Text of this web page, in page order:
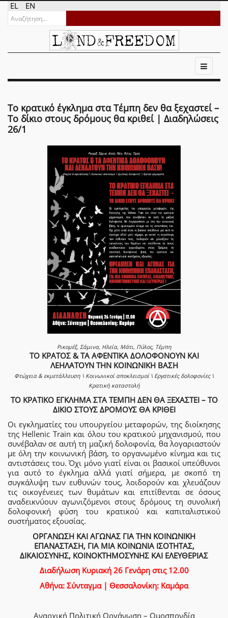
EL EN
Το κρατικό έγκλημα στα Τέμπη δεν θα ξεχαστεί –
Το δίκιο στους δρόμους θα κριθεί | Διαδηλώσεις
26/1
Ρικομέξ, Σάμινα, Ηλεία, Μάτι, Πύλος, Τέμπη
ΤΟ ΚΡΑΤΟΣ & ΤΑ ΑΦΕΝΤΙΚΑ ΔΟΛΟΦΟΝΟΥΝ ΚΑΙ
ΛΕΗΛΑΤΟΥΝ ΤΗΝ ΚΟΙΝΩΝΙΚΗ ΒΑΣΗ
Φτώχεια & εκμετάλλευση \ Κοινωνικοί αποκλεισμοί \ Εργατικές δολοφονίες \
Κρατική καταστολή
ΤΟ ΚΡΑΤΙΚΟ ΕΓΚΛΗΜΑ ΣΤΑ ΤΕΜΠΗ ΔΕΝ ΘΑ ΞΕΧΑΣΤΕΙ – ΤΟ
ΔΙΚΙΟ ΣΤΟΥΣ ΔΡΟΜΟΥΣ ΘΑ ΚΡΙΘΕΙ
Οι εγκληματίες του υπουργείου μεταφορών, της διοίκησης
της Hellenic Train και όλου του κρατικού μηχανισμού, που
συνέβαλαν σε αυτή τη μαζική δολοφονία, θα λογαριαστούν
με όλη την κοινωνική βάση, το οργανωμένο κίνημα και τις
αντιστάσεις του. Όχι μόνο γιατί είναι οι βασικοί υπεύθυνοι
για αυτό το έγκλημα αλλά γιατί σήμερα, με σκοπό τη
συγκάλυψη των ευθυνών τους, λοιδορούν και χλευάζουν
τις οικογένειες των θυμάτων και επιτίθενται σε όσους
αναδεικνύουν αγωνιζόμενοι στους δρόμους τη συνολική
δολοφονική φύση του κρατικού και καπιταλιστικού
συστήματος εξουσίας.
ΟΡΓΑΝΩΣΗ ΚΑΙ ΑΓΩΝΑΣ ΓΙΑ ΤΗΝ ΚΟΙΝΩΝΙΚΗ
ΕΠΑΝΑΣΤΑΣΗ, ΓΙΑ ΜΙΑ ΚΟΙΝΩΝΙΑ ΙΣΟΤΗΤΑΣ,
ΔΙΚΑΙΟΣΥΝΗΣ, ΚΟΙΝΟΚΤΗΜΟΣΥΝΗΣ ΚΑΙ ΕΛΕΥΘΕΡΙΑΣ
Διαδήλωση Κυριακή 26 Γενάρη στις 12.00
Αθήνα: Σύνταγμα | Θεσσαλονίκη: Καμάρα
Αναρχική Πολιτική Οργάνωση – Ομοσπονδία